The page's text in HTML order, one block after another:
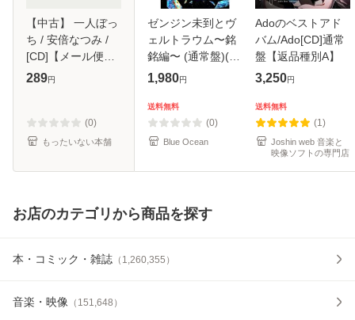
【中古】 一人ぼっ
ち / 安倍なつみ /
[CD]【メール便送
料無料】
289円
(0)
もったいない本舗
ゼンジン未到とヴ
ェルトラウム〜銘
銘編〜 (通常盤)(2
枚組) [DVD]
1,980円
送料無料
(0)
Blue Ocean
Adoのベストアド
バム/Ado[CD]通常
盤【返品種別A】
3,250円
送料無料
(1)
Joshin web 音楽と
映像ソフトの専門店
お店のカテゴリから商品を探す
本・コミック・雑誌 （ 1,260,355 ）
音楽・映像 （ 151,648 ）